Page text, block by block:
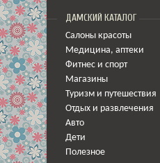
ДАМСКИЙ КАТАЛОГ
Салоны красоты
Медицина, аптеки
Фитнес и спорт
Магазины
Туризм и путешествия
Отдых и развлечения
Авто
Дети
Полезное